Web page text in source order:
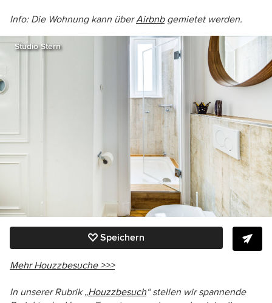
Info: Die Wohnung kann überAirbnbgemietet werden.
Studio Stern
Speichern
Mehr Houzzbesuche >>>
In unserer Rubrik „Houzzbesuch“ stellen wir spannende